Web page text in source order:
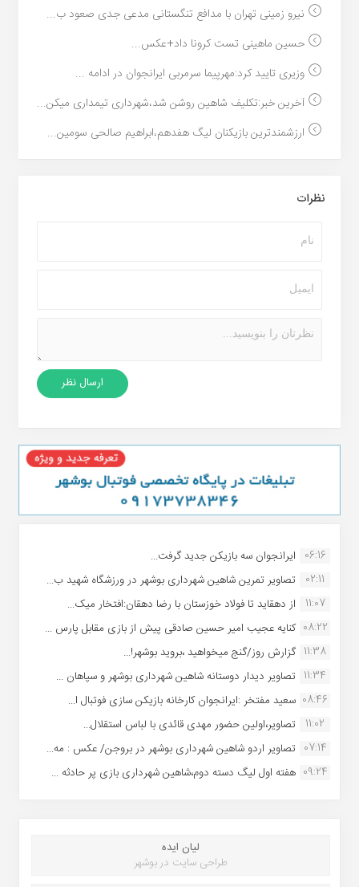
نیرو زمینی تهران با مدافع تنگستانی مدعی جدی صعود ب...
حسین ماهینی تست کرونا داد+عکس...
وزیری تایید کرد:مهرپیما سرمربی ایرانجوان در ادامه ...
آخرین خبر:تکلیف شاهین روشن شد،شهرداری تیمداری میکن...
ارزشمندترین بازیکنان لیگ هفدهم،ابراهیم صالحی سومین...
نظرات
06:16 ایرانجوان سه بازیکن جدید گرفت...
02:11
تصاویر تمرین شاهین شهردارى بوشهر در ورزشگاه شهید ب...
11:07
از دهقاید تا فولاد خوزستان با رضا دهقان:افتخار میک...
08:22 کنایه عجیب امیر حسین صادقی پیش از بازی مقابل پارس ...
11:38 گزارش روز/گنج میخواهید ،بروید بوشهر!...
11:34 تصاویر دیدار دوستانه شاهین شهردارى بوشهر و سپاهان ...
08:46 سعید مفتخر :ایرانجوان کارخانه بازیکن سازی فوتبال ا...
11:02
تصاویر،اولین حضور مهدی قائدی با لباس استقلال...
07:14 تصاویر اردو شاهین شهرداری بوشهر در بروجن/ عکس : مه...
09:24 هفته اول لیگ دسته دوم،شاهین شهرداری بازی پر حادثه ...
لیان ایده
طراحی سایت در بوشهر